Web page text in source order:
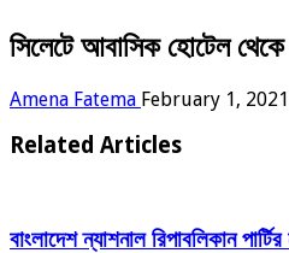
সিলেটে আবাসিক হোটেল
Amena Fatema February 1, 2021
Related Articles
বাংলাদেশ ন্যাশনাল রিপাবলিকান